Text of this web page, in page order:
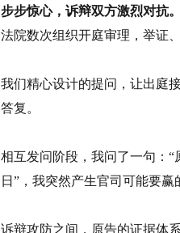
步步惊心，诉辩双方激烈对抗。
法院数次组织开庭审理，举证
我们精心设计的提问，让出庭
答复。
相互发问阶段，我问了一句：“
日”，我突然产生官司可能要赢
诉辩攻防之间，原告的证据体